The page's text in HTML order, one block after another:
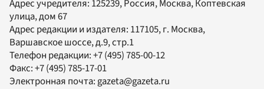
Адрес учредителя: 125239, Россия, Москва, Коптевская
улица, дом 67
Адрес редакции и издателя: 117105, г. Москва,
Варшавское шоссе, д.9, стр.1
Телефон редакции:+7 (495) 785-00-12
Факс:+7 (495) 785-17-01
Электронная почта: gazeta@gazeta.ru